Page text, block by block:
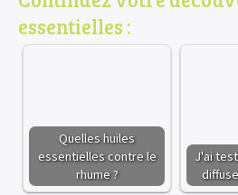
essentielles :
Quelles huiles
essentielles contre le
rhume ?
J'ai